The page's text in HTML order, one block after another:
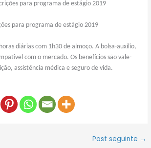
para programa de estágio 2019
para programa de estágio 2019
diárias com 1h30 de almoço. A bolsa-auxílio,
com o mercado. Os benefícios são vale-
assistência médica e seguro de vida.
Post seguinte →